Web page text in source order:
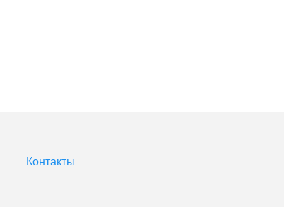
Контакты